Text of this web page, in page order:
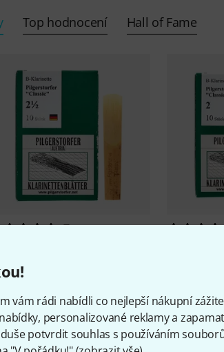
vám rádi nabídli co nejlepší nákupní
personalizované reklamy a
potvrdit souhlas s používáním
Top hodnocení Hall of Fame
7
Kč